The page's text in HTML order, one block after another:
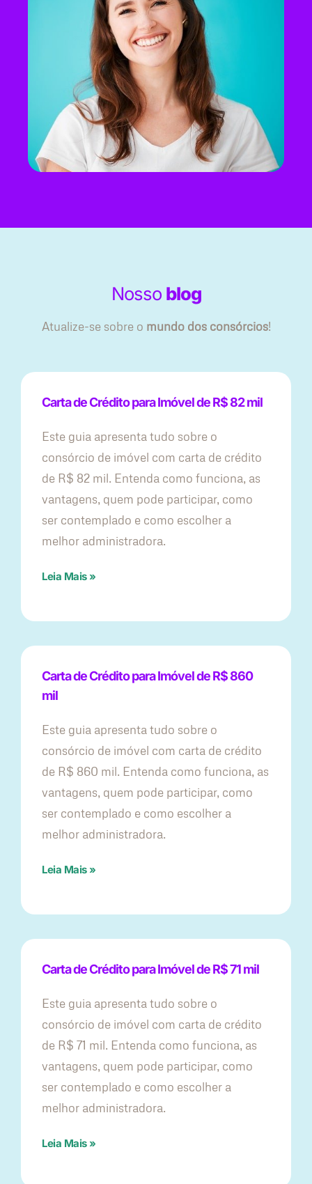
Nosso blog
Atualize-se sobre o mundo dos consórcios!
Carta de Crédito para Imóvel de R$ 82 mil
Este guia apresenta tudo sobre o
consórcio de imóvel com carta de crédito
de R$ 82 mil. Entenda como funciona, as
vantagens, quem pode participar, como
ser contemplado e como escolher a
melhor administradora.
Leia Mais »
Carta de Crédito para Imóvel de R$ 860
mil
Este guia apresenta tudo sobre o
consórcio de imóvel com carta de crédito
de R$ 860 mil. Entenda como funciona, as
vantagens, quem pode participar, como
ser contemplado e como escolher a
melhor administradora.
Leia Mais »
Carta de Crédito para Imóvel de R$ 71 mil
Este guia apresenta tudo sobre o
consórcio de imóvel com carta de crédito
de R$ 71 mil. Entenda como funciona, as
vantagens, quem pode participar, como
ser contemplado e como escolher a
melhor administradora.
Leia Mais »